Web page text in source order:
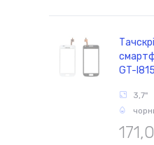
GT-
3,7"